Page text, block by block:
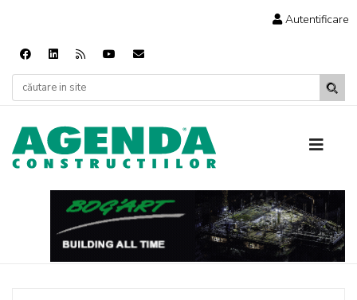
Autentificare